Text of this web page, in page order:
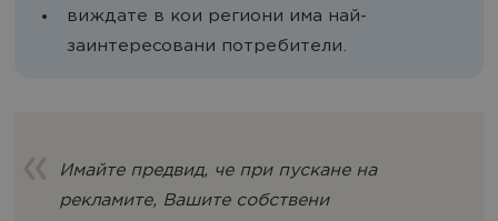
виждате в кои региони има най-
заинтересовани потребители.
Имайте предвид, че при пускане на
рекламите, Вашите собствени